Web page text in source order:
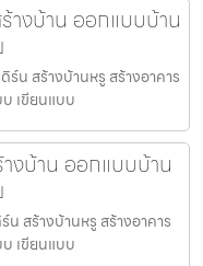
างบ้าน ออกแบบบ้าน
ร์น สร้างบ้านหรู สร้างอาคาร
เขียนแบบ
งบ้าน ออกแบบบ้าน
น สร้างบ้านหรู สร้างอาคาร
เขียนแบบ